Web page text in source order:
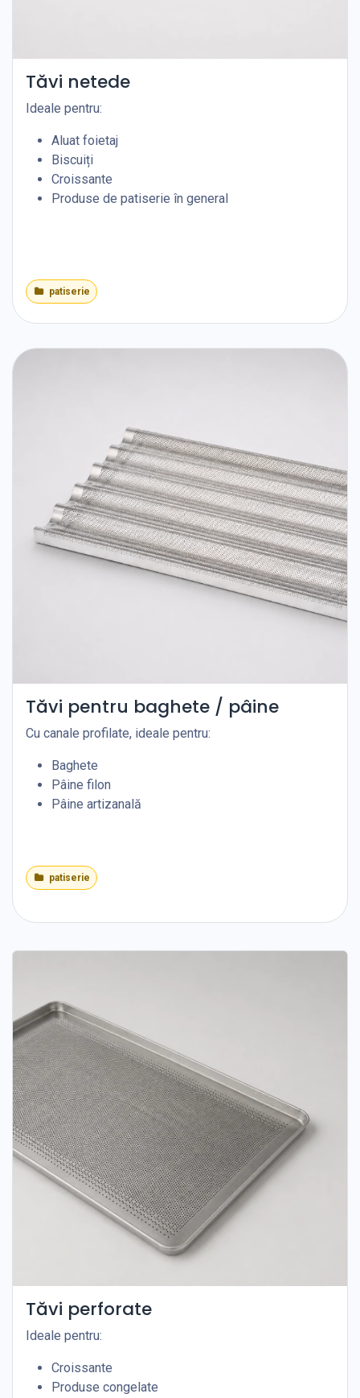
Tăvi netede
Ideale pentru:
Aluat foietaj
Biscuiți
Croissante
Produse de patiserie în general
patiserie
Tăvi pentru baghete / pâine
Cu canale profilate, ideale pentru:
Baghete
Pâine filon
Pâine artizanală
patiserie
Tăvi perforate
Ideale pentru:
Croissante
Produse congelate